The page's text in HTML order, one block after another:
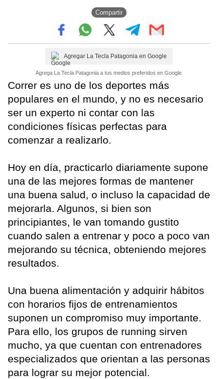
Compartir
Agregar La Tecla Patagonia en Google
Agrega La Tecla Patagonia a tus medios preferidos en Google.
Correr es uno de los deportes más
populares en el mundo, y no es necesario
ser un experto ni contar con las
condiciones físicas perfectas para
comenzar a realizarlo.
Hoy en día, practicarlo diariamente supone
una de las mejores formas de mantener
una buena salud, o incluso la capacidad de
mejorarla. Algunos, si bien son
principiantes, le van tomando gustito
cuando salen a entrenar y poco a poco van
mejorando su técnica, obteniendo mejores
resultados.
Una buena alimentación y adquirir hábitos
con horarios fijos de entrenamientos
suponen un compromiso muy importante.
Para ello, los grupos de running sirven
mucho, ya que cuentan con entrenadores
especializados que orientan a las personas
para lograr su mejor potencial.